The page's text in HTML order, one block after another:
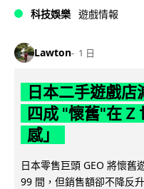
科技娛樂 遊戲情報
Lawton 1 日
日本二手遊戲
四成 "懷舊"在 Z
感」
日本零售巨頭 GEO 將懷舊
99 間，但銷售額卻不降反